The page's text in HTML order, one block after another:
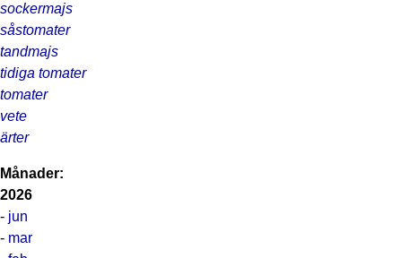
sockermajs
såstomater
tandmajs
tidiga tomater
tomater
vete
ärter
Månader:
2026
- jun
- mar